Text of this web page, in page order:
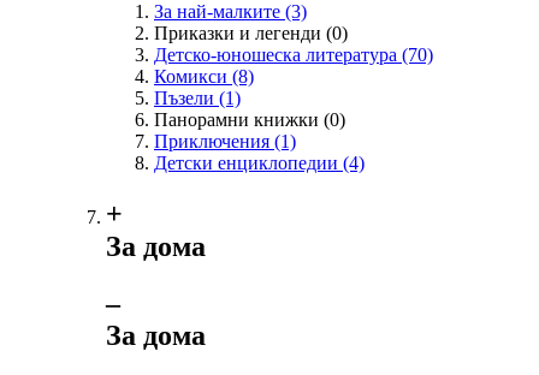
За най-малките (3)
Приказки и легенди (0)
Детско-юношеска литература (70)
Комикси (8)
Пъзели (1)
Панорамни книжки (0)
Приключения (1)
Детски енциклопедии (4)
+
За дома
‒
За дома